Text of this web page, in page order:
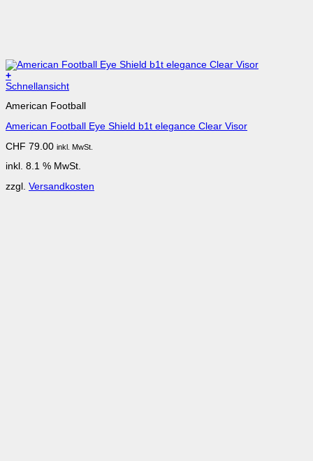
+
Schnellansicht
American Football
American Football Eye Shield b1t elegance Clear Visor
CHF 79.00 inkl. MwSt.
inkl. 8.1 % MwSt.
zzgl. Versandkosten